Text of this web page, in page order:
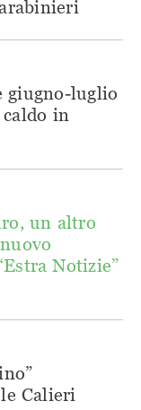
giugno-luglio
in
un altro
Notizie”
Calieri